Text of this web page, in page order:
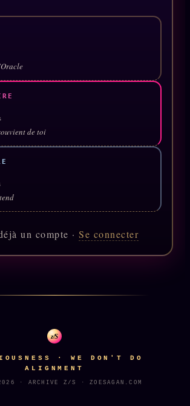
2019
2024
30€/M
de toi
un compte ·Se connecter
z/S
· WE DON'T DO
ALIGNMENT
· ARCHIVE Z/S · ZOESAGAN.COM